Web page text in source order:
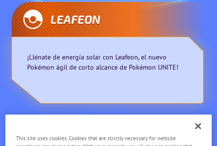
LEAFEON
¡Llénate de energía solar con Leafeon, el nuevo
Pokémon ágil de corto alcance de Pokémon UNITE!
This site uses cookies. Cookies that are strictly necessary for website